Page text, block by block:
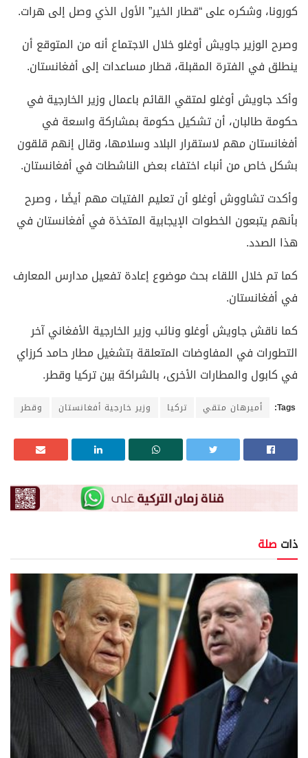
كورونا، وشكره على “قطار الخير” الأول الذي وصل إلى هرات.
وصرح الوزير جاويش أوغلو خلال الاجتماع أنه من المتوقع أن
ينطلق في الفترة المقبلة، قطار مساعدات إلى أفغانستان.
وأكد جاويش أوغلو لمتقي القائم باعمال وزير الخارجية في
حكومة طالبان، أن تشكيل حكومة بمشاركة واسعة في
أفغانستان مهم لاستقرار البلاد وسلامها، وقال إنهم قلقون
بشكل خاص من أنباء اختفاء بعض الناشطات في أفغانستان.
وأكدت تشاووش أوغلو أن تعليم الفتيات مهم أيضًا ، وصرح
بأنهم يتبعون الخطوات الإيجابية المتخذة في أفغانستان في
هذا الصدد.
كما تم خلال اللقاء بحث موضوع إعادة تفعيل مدارس المعارف
في أفغانستان.
كما ناقش جاويش أوغلو ونائب وزير الخارجية الأفغاني آخر
التطورات في المفاوضات المتعلقة بتشغيل مطار حامد كرزاي
في كابول والمطارات الأخرى، بالشراكة بين تركيا وقطر.
Tags: أميرهان متقي تركيا وزير خارجية أفغانستان وقطر
ذات صلة